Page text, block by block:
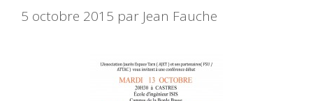
5 octobre 2015 par Jean Fauche